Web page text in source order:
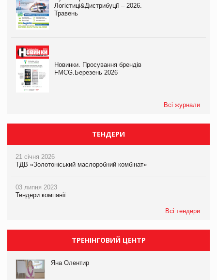
Логістиці&Дистрибуції – 2026.
Травень
Новинки. Просування брендів
FMCG.Березень 2026
Всі журнали
ТЕНДЕРИ
21 січня 2026
ТДВ «Золотоніський маслоробний комбінат»
03 липня 2023
Тендери компанії
Всі тендери
ТРЕНІНГОВИЙ ЦЕНТР
Яна Олентир